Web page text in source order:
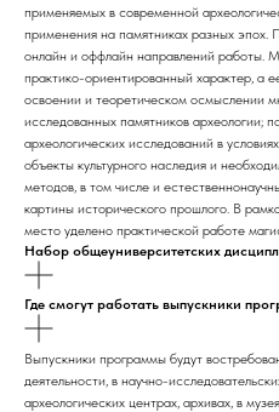
применяемых в современной
применения на памятниках разных эпох.
онлайн и оффлайн направлений работы.
практико-ориентированный характер, а
освоении и теоретическом осмыслении
исследованных памятников археологии;
археологических исследований в
объекты культурного наследия и
методов, в том числе и
картины исторического прошлого. В
место уделено практической работе
Набор общеуниверситетских
Где смогут работать выпускники
Выпускники программы будут
деятельности, в научно-
археологических центрах, архивах, в